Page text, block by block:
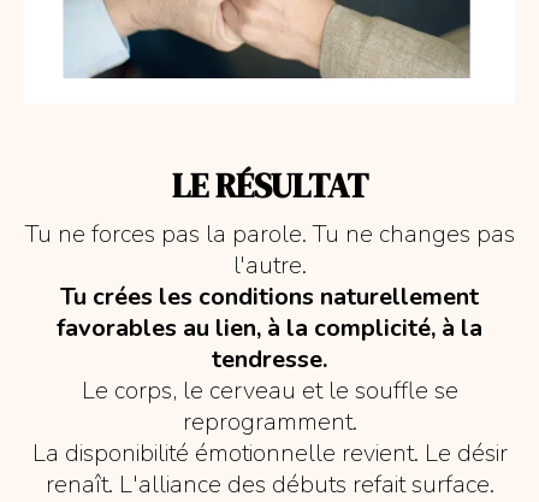
LE RÉSULTAT
Tu ne forces pas la parole. Tu ne changes pas
l'autre.
Tu crées les conditions naturellement
favorables au lien, à la complicité, à la
tendresse.
Le corps, le cerveau et le souffle se
reprogramment.
La disponibilité émotionnelle revient. Le désir
renaît. L'alliance des débuts refait surface.